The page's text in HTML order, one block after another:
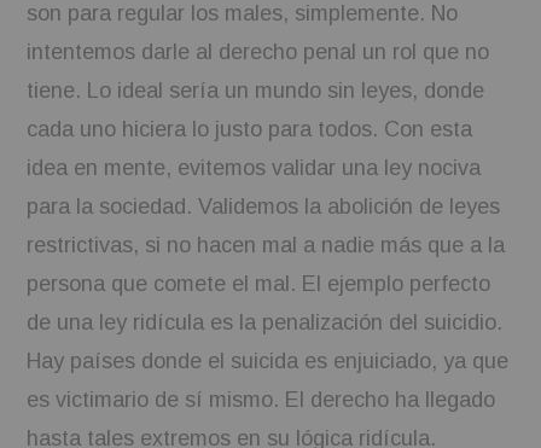
son para regular los males, simplemente. No
intentemos darle al derecho penal un rol que no
tiene. Lo ideal sería un mundo sin leyes, donde
cada uno hiciera lo justo para todos. Con esta
idea en mente, evitemos validar una ley nociva
para la sociedad. Validemos la abolición de leyes
restrictivas, si no hacen mal a nadie más que a la
persona que comete el mal. El ejemplo perfecto
de una ley ridícula es la penalización del suicidio.
Hay países donde el suicida es enjuiciado, ya que
es victimario de sí mismo. El derecho ha llegado
hasta tales extremos en su lógica ridícula.